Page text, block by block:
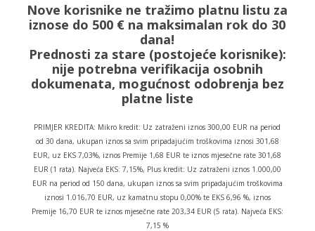
Nove korisnike ne tražimo platnu listu za
iznose do 500 € na maksimalan rok do 30
dana!
Prednosti za stare (postojeće korisnike):
nije potrebna verifikacija osobnih
dokumenata, mogućnost odobrenja bez
platne liste
PRIMJER KREDITA: Mikro kredit: Uz zatraženi iznos 300,00 EUR na period
od 30 dana, ukupan iznos sa svim pripadajućim troškovima iznosi 301,68
EUR, uz EKS 7,03%, iznos Premije 1,68 EUR te iznos mjesečne rate 301,68
EUR (1 rata). Najveća EKS: 7,15%, Plus kredit: Uz zatraženi iznos 1.000,00
EUR na period od 150 dana, ukupan iznos sa svim pripadajućim troškovima
iznosi 1.016,70 EUR, uz kamatnu stopu 0,00% te EKS 6,96 %, iznos
Premije 16,70 EUR te iznos mjesečne rate 203,34 EUR (5 rata). Najveća EKS:
7,15 %